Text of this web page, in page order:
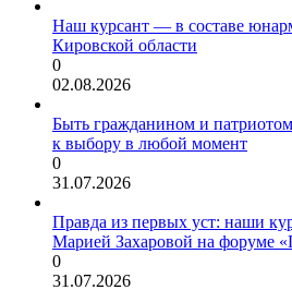
Наш курсант — в составе
Кировской области
0
02.08.2026
Быть гражданином и
к выбору в любой момент
0
31.07.2026
Правда из первых уст: наши
Марией Захаровой на форуме
0
31.07.2026